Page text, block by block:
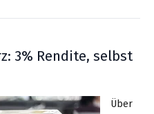
3% Rendite, selbst
Über